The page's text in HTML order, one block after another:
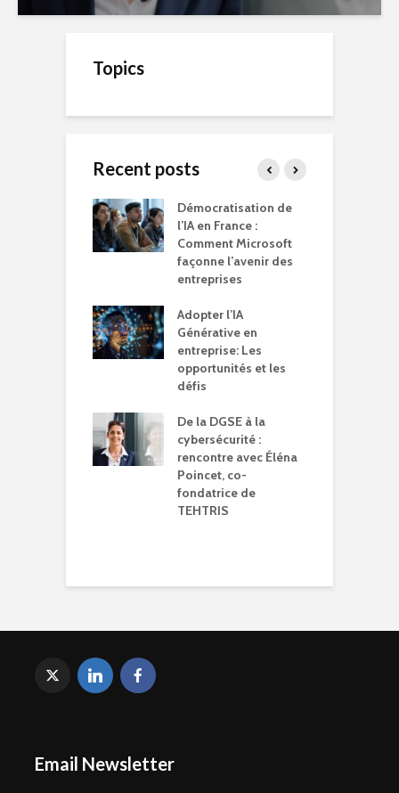
Topics
Recent posts
Démocratisation de
l’IA en France :
Comment Microsoft
façonne l’avenir des
entreprises
Adopter l’IA
Générative en
entreprise: Les
opportunités et les
défis
De la DGSE à la
cybersécurité :
rencontre avec Éléna
Poincet, co-
fondatrice de
TEHTRIS
Email Newsletter